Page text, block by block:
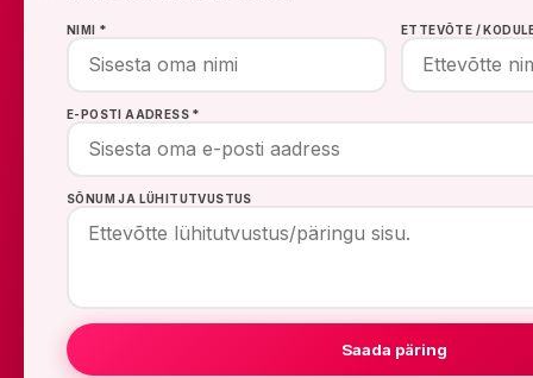
NIMI * ETTEVÕTE /
E-POSTI AADRESS *
SÕNUM JA LÜHITUTVUSTUS
Saada päring